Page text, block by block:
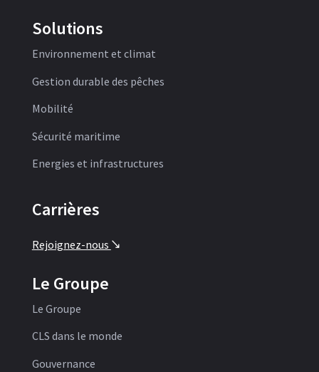
Solutions
Environnement et climat
Gestion durable des pêches
Mobilité
Sécurité maritime
Energies et infrastructures
Carrières
Rejoignez-nous '
Le Groupe
Le Groupe
CLS dans le monde
Gouvernance